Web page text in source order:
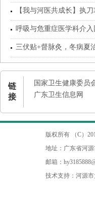
【我与河医共成长】执
呼吸与危重症医学科介
三伏贴+督脉灸，冬病夏
链
接
国家卫生健康委员
广东卫生信息网
版权所有 （C）
地址：广东省河源
邮箱：
技术支持：河源